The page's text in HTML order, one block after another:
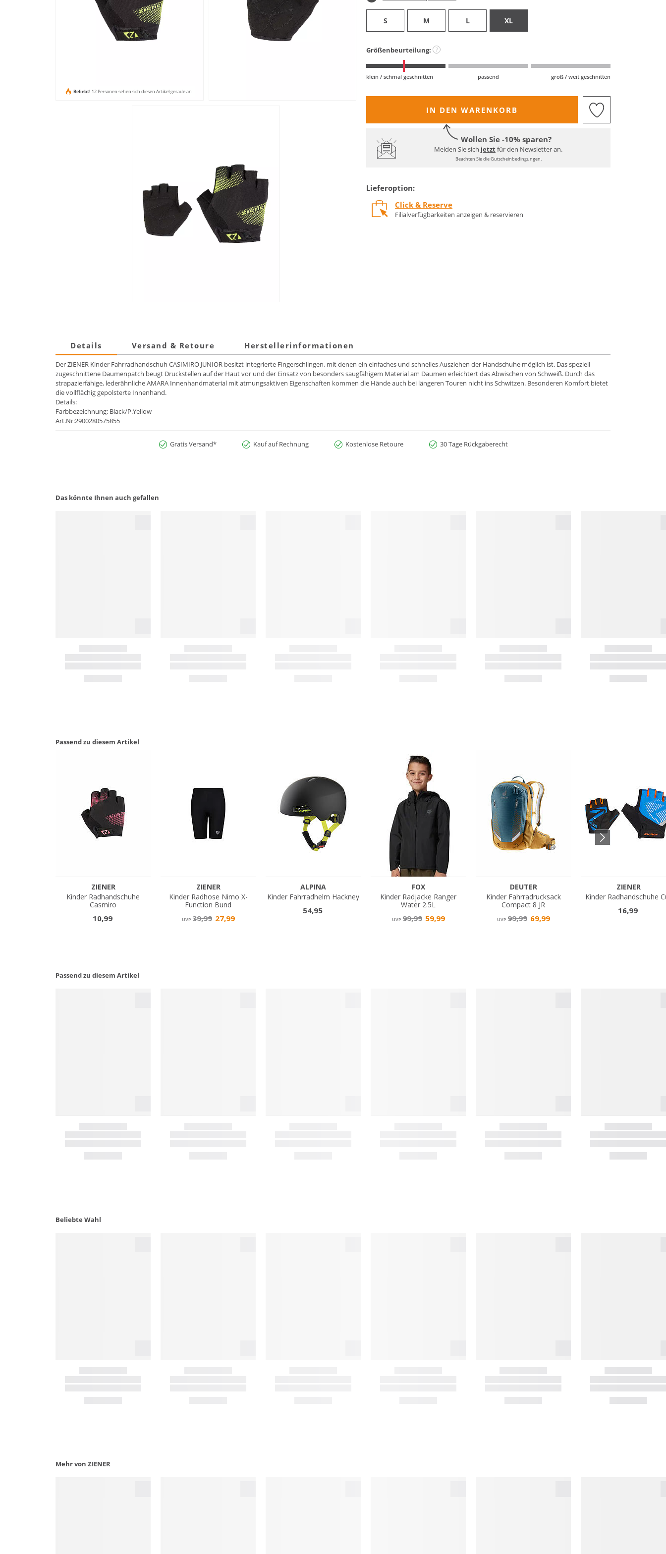
Beliebt! 12 Personen sehen sich diesen Artikel gerade an
S M L XL
Größenbeurteilung: ?
klein / schmal geschnitten passend groß / weit geschnitten
IN DEN WARENKORB
Wollen Sie -10% sparen?
Melden Sie sich jetztfür den Newsletter an.
Beachten Sie die Gutscheinbedingungen.
Lieferoption:
Click & Reserve
Filialverfügbarkeiten anzeigen & reservieren
Details Versand & Retoure Herstellerinformationen
Der ZIENER Kinder Fahrradhandschuh CASIMIRO JUNIOR besitzt integrierte Fingerschlingen, mit denen ein einfaches und schnelles Ausziehen der Handschuhe möglich ist. Das speziell
zugeschnittene Daumenpatch beugt Druckstellen auf der Haut vor und der Einsatz von besonders saugfähigem Material am Daumen erleichtert das Abwischen von Schweiß. Durch das
strapazierfähige, lederähnliche AMARA Innenhandmaterial mit atmungsaktiven Eigenschaften kommen die Hände auch bei längeren Touren nicht ins Schwitzen. Besonderen Komfort bietet
die vollflächig gepolsterte Innenhand.
Details:
Farbbezeichnung: Black/P.Yellow
Art.Nr:2900280575855
Gratis Versand* Kauf auf Rechnung Kostenlose Retoure 30 Tage Rückgaberecht
Das könnte Ihnen auch gefallen
Passend zu diesem Artikel
Passend zu diesem Artikel
Beliebte Wahl
Mehr von ZIENER